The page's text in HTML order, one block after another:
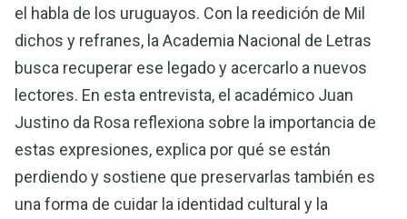
el habla de los uruguayos. Con la reedición de Mil
dichos y refranes, la Academia Nacional de Letras
busca recuperar ese legado y acercarlo a nuevos
lectores. En esta entrevista, el académico Juan
Justino da Rosa reflexiona sobre la importancia de
estas expresiones, explica por qué se están
perdiendo y sostiene que preservarlas también es
una forma de cuidar la identidad cultural y la